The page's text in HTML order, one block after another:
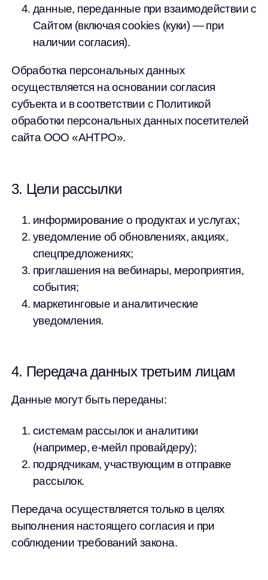
данные, переданные при взаимодействии с
Сайтом (включая cookies (куки) — при
наличии согласия).
Обработка персональных данных
осуществляется на основании согласия
субъекта и в соответствии с Политикой
обработки персональных данных посетителей
сайта ООО «АНТРО».
3. Цели рассылки
информирование о продуктах и услугах;
уведомление об обновлениях, акциях,
спецпредложениях;
приглашения на вебинары, мероприятия,
события;
маркетинговые и аналитические
уведомления.
4. Передача данных третьим лицам
Данные могут быть переданы:
системам рассылок и аналитики
(например, е-мейл провайдеру);
подрядчикам, участвующим в отправке
рассылок.
Передача осуществляется только в целях
выполнения настоящего согласия и при
соблюдении требований закона.